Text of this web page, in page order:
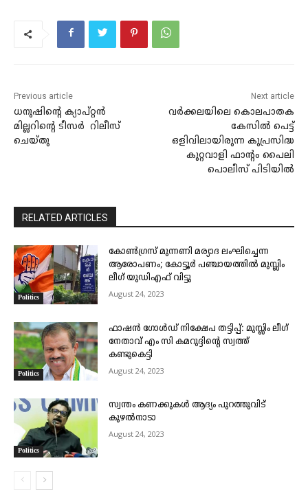
Previous article
ധനുഷിന്റെ ക്യാപ്റ്റൻ
മില്ലറിന്റെ ടീസർ റിലീസ്
ചെയ്തു
Next article
വർക്കലയിലെ കൊലപാതക
കേസിൽ പെട്ട്
ഒളിവിലായിരുന്ന കുപ്രസിദ്ധ
കുറ്റവാളി ഫാന്റം പൈലി
പൊലീസ് പിടിയിൽ
RELATED ARTICLES
Politics
കോണ്‍ഗ്രസ് മുന്നണി മര്യാദ ലംഘിച്ചെന്ന
ആരോപണം; കോട്ടൂര്‍ പഞ്ചായത്തില്‍ മുസ്ലിം
ലീഗ് യുഡിഎഫ് വിട്ടു
August 24, 2023
Politics
ഫാഷൻ ഗോൾഡ് നിക്ഷേപ തട്ടിപ്പ്: മുസ്ലിം ലീഗ്
നേതാവ് എം സി കമറുദ്ദിന്റെ സ്വത്ത്‌
കണ്ടുകെട്ടി
August 24, 2023
Politics
സ്വന്തം കണക്കുകൾ ആദ്യം പുറത്തുവിട്
കുഴൽനാടാ
August 24, 2023